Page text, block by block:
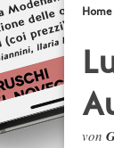
Home
von